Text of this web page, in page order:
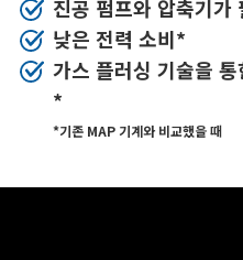
진공 펌프와 압축기가
낮은 전력 소비*
가스 플러싱 기술을
*
*기존 MAP 기계와 비교했을 때